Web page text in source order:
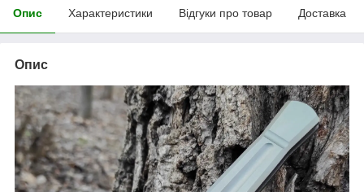
Опис Характеристики Відгуки про товар Доставка
Опис